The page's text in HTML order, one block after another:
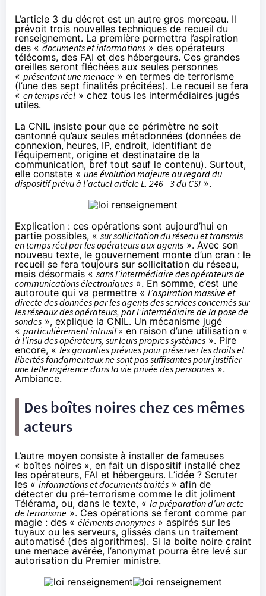
L’article 3 du décret est un autre gros morceau. Il
prévoit trois nouvelles techniques de recueil du
renseignement. La première permettra l’aspiration
des « documents et informations » des opérateurs
télécoms, des FAI et des hébergeurs. Ces grandes
oreilles seront fléchées aux seules personnes
« présentant une menace » en termes de terrorisme
(l’une des sept finalités précitées). Le recueil se fera
« en temps réel » chez tous les intermédiaires jugés
utiles.
La CNIL insiste pour que ce périmètre ne soit
cantonné qu’aux seules métadonnées (données de
connexion, heures, IP, endroit, identifiant de
l’équipement, origine et destinataire de la
communication, bref tout sauf le contenu). Surtout,
elle constate « une évolution majeure au regard du
dispositif prévu à l’actuelarticle L. 246 - 3 du CSI ».
Explication : ces opérations sont aujourd’hui en
partie possibles, «sur sollicitation du réseau et transmis
en temps réel par les opérateurs aux agents ». Avec son
nouveau texte, le gouvernement monte d’un cran : le
recueil se fera toujours sur sollicitation du réseau,
mais désormais «sans l’intermédiaire des opérateurs de
communications électroniques ». En somme, c’est une
autoroute qui va permettre « l’aspiration massive et
directe des données par les agents des services concernés sur
les réseaux des opérateurs, par l’intermédiaire de la pose de
sondes », explique la CNIL. Un mécanisme jugé
« particulièrement intrusif » en raison d’une utilisation «
à l’insu des opérateurs, sur leurs propres systèmes ». Pire
encore, « les garanties prévues pour préserver les droits et
libertés fondamentaux ne sont pas suffisantes pour justifier
une telle ingérence dans la vie privée des personnes ».
Ambiance.
Des boîtes noires chez ces mêmes
acteurs
L’autre moyen consiste à installer de fameuses
« boîtes noires », en fait un dispositif installé chez
les opérateurs, FAI et hébergeurs. L’idée ? Scruter
les «informations et documents traités » afin de
détecter du pré-terrorisme comme le dit joliment
Télérama, ou, dans le texte, « la préparation d’un acte
de terrorisme ». Ces opérations se feront comme par
magie : des « éléments anonymes » aspirés sur les
tuyaux ou les serveurs, glissés dans un traitement
automatisé (des algorithmes). Si la boîte noire craint
une menace avérée, l’anonymat pourra être levé sur
autorisation du Premier ministre.